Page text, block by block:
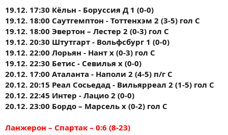
19.12. 17:30 Кёльн - Боруссия Д 1 (0-0)
19.12. 18:00 Саутгемптон - Тоттенхэм 2 (3-5) гол С
19.12. 18:00 Эвертон – Лестер 2 (0-3) гол С
19.12. 20:30 Штутгарт - Вольфсбург 1 (0-0)
19.12. 22:00 Лорьян - Нант х (0-3) гол С
19.12. 22:30 Бетис - Севилья х (0-0)
20.12. 17:00 Аталанта - Наполи 2 (4-5) п/г С
20.12. 20:15 Реал Сосьедад - Вильярреал 2 (1-5) гол С
20.12. 22:45 Интер - Лацио 2 (0-0)
20.12. 23:00 Бордо – Марсель х (0-2) гол С
Ланжерон – Спартак – 0:6 (8-23)